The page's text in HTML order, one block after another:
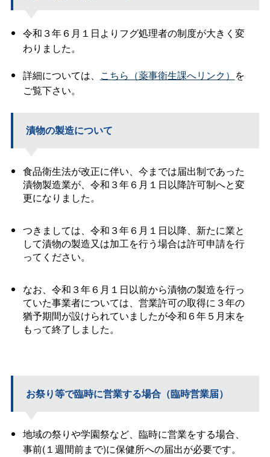
令和３年６月１日よりフグ処理者の制度が大きく変
わりました。
詳細については、 こちら（薬事衛生課へリンク） を
ご覧下さい。
漬物の製造について
食品衛生法が改正に伴い、今までは届出制であった
漬物製造業が、令和３年６月１日以降許可制へと変
更になりました。
つきましては、令和３年６月１日以降、新たに業と
して漬物の製造又は加工を行う場合は許可申請を行
ってください。
なお、令和３年６月１日以前から漬物の製造を行っ
ていた事業者については、営業許可の取得に３年の
猶予期間が設けられていましたが令和６年５月末を
もって終了しました。
お祭り等で臨時に営業する場合（臨時営業届）
地域の祭りや学園祭など、臨時に営業をする場合、
事前(１週間前まで)に保健所への届出が必要です。